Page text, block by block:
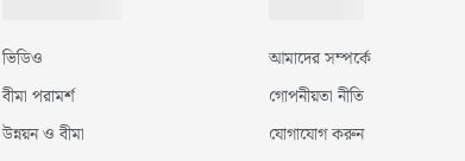
ভিডিও
বীমা পরামর্শ
উন্নয়ন ও বীমা
আমাদের সম্পর্কে
গোপনীয়তা নীতি
যোগাযোগ করুন